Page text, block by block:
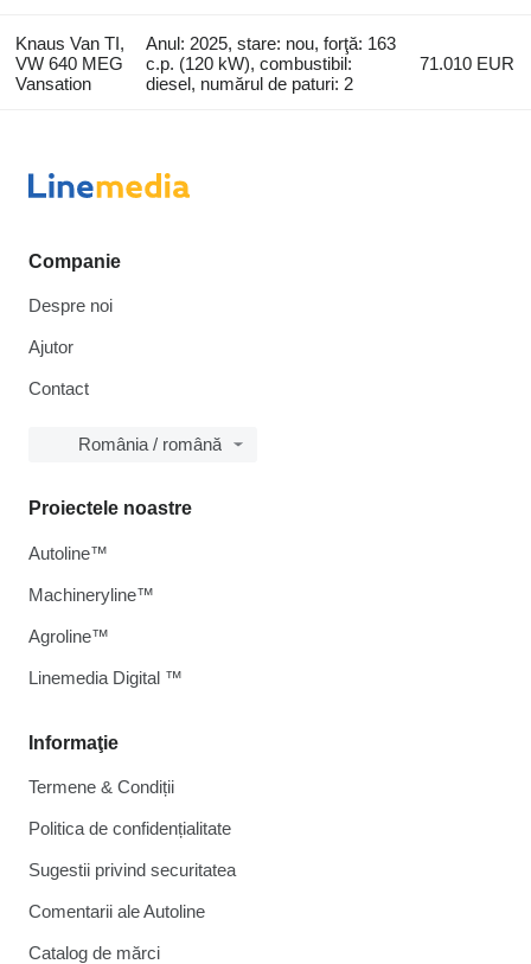
Knaus Van TI,
VW 640 MEG
Vansation
Anul: 2025, stare: nou, forţă: 163
c.p. (120 kW), combustibil:
diesel, numărul de paturi: 2
71.010 EUR
Companie
Despre noi
Ajutor
Contact
România / română
Informaţie
Termene & Condiții
Politica de confidențialitate
Sugestii privind securitatea
Comentarii ale Autoline
Catalog de mărcі
Proiectele noastre
Autoline™
Machineryline™
Agroline™
Linemedia Digital ™